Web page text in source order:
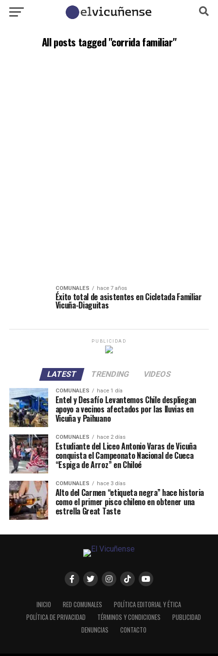
All posts tagged "corrida familiar"
COMUNALES hace 7 años
Éxito total de asistentes en Cicletada Familiar
Vicuña-Diaguitas
PUBLICIDAD
LATEST TRENDING VIDEOS
COMUNALES hace 1 día
Entel y Desafío Levantemos Chile despliegan
apoyo a vecinos afectados por las lluvias en
Vicuña y Paihuano
COMUNALES hace 2 días
Estudiante del Liceo Antonio Varas de Vicuña
conquista el Campeonato Nacional de Cueca
“Espiga de Arroz” en Chiloé
COMUNALES hace 3 días
Alto del Carmen “etiqueta negra” hace historia
como el primer pisco chileno en obtener una
estrella Great Taste
INICIO RED COMUNALES
POLÍTICA EDITORIAL Y ÉTICA
POLÍTICA DE PRIVACIDAD
TÉRMINOS Y CONDICIONES
PUBLICIDAD
DENUNCIAS
CONTACTO